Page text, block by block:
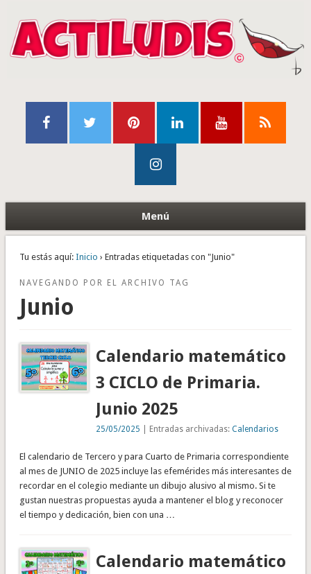
Menú
Tu estás aquí: Inicio › Entradas etiquetadas con "Junio"
NAVEGANDO POR EL ARCHIVO TAG
Junio
Calendario matemático
3 CICLO de Primaria.
Junio 2025
25/05/2025 | Entradas archivadas:Calendarios
El calendario de Tercero y para Cuarto de Primaria correspondiente
al mes de JUNIO de 2025 incluye las efemérides más interesantes de
recordar en el colegio mediante un dibujo alusivo al mismo. Si te
gustan nuestras propuestas ayuda a mantener el blog y reconocer
el tiempo y dedicación, bien con una …
Calendario matemático